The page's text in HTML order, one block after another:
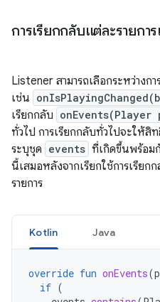
การเรียกกลับแต่ละรายกา
Listener สามารถเลือกระหว่างก
เช่น
เรียกกลับ
ทั่วไป การเรียกกลับทั่วไปจะให้สิ
ระบุชุด events ที่เกิดขึ้นพร้อม
นี้เสมอหลังจากเรียกใช้การเรีย
รายการ
Kotlin Java
override fun onEvents(
if (